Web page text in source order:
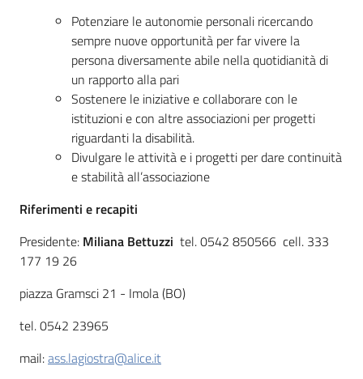
Potenziare le autonomie personali ricercando
sempre nuove opportunità per far vivere la
persona diversamente abile nella quotidianità di
un rapporto alla pari
Sostenere le iniziative e collaborare con le
istituzioni e con altre associazioni per progetti
riguardanti la disabilità.
Divulgare le attività e i progetti per dare continuità
e stabilità all’associazione
Riferimenti e recapiti
Presidente: Miliana Bettuzzi tel.0542 850566 cell. 333
177 19 26
piazza Gramsci 21 - Imola (BO)
tel. 0542 23965
mail:ass.lagiostra@alice.it